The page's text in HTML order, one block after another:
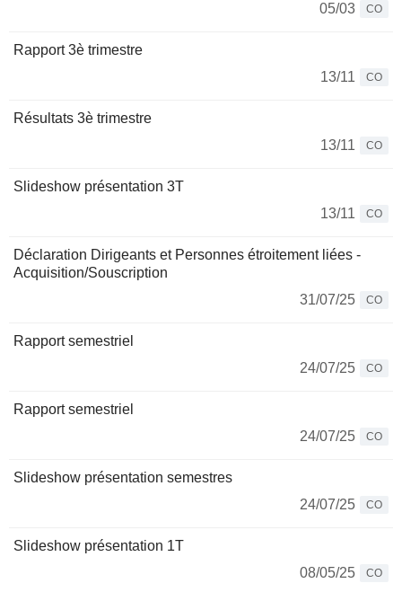
05/03
CO
Rapport 3è trimestre
13/11
CO
Résultats 3è trimestre
13/11
CO
Slideshow présentation 3T
13/11
CO
Déclaration Dirigeants et Personnes étroitement liées -
Acquisition/Souscription
31/07/25
CO
Rapport semestriel
24/07/25
CO
Rapport semestriel
24/07/25
CO
Slideshow présentation semestres
24/07/25
CO
Slideshow présentation 1T
08/05/25
CO